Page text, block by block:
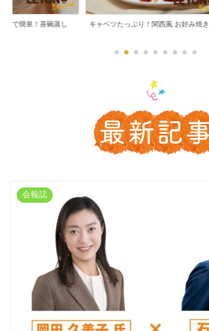
ジで簡単！茶碗蒸し キャベツたっぷり！関西風 お好み焼き
会報誌